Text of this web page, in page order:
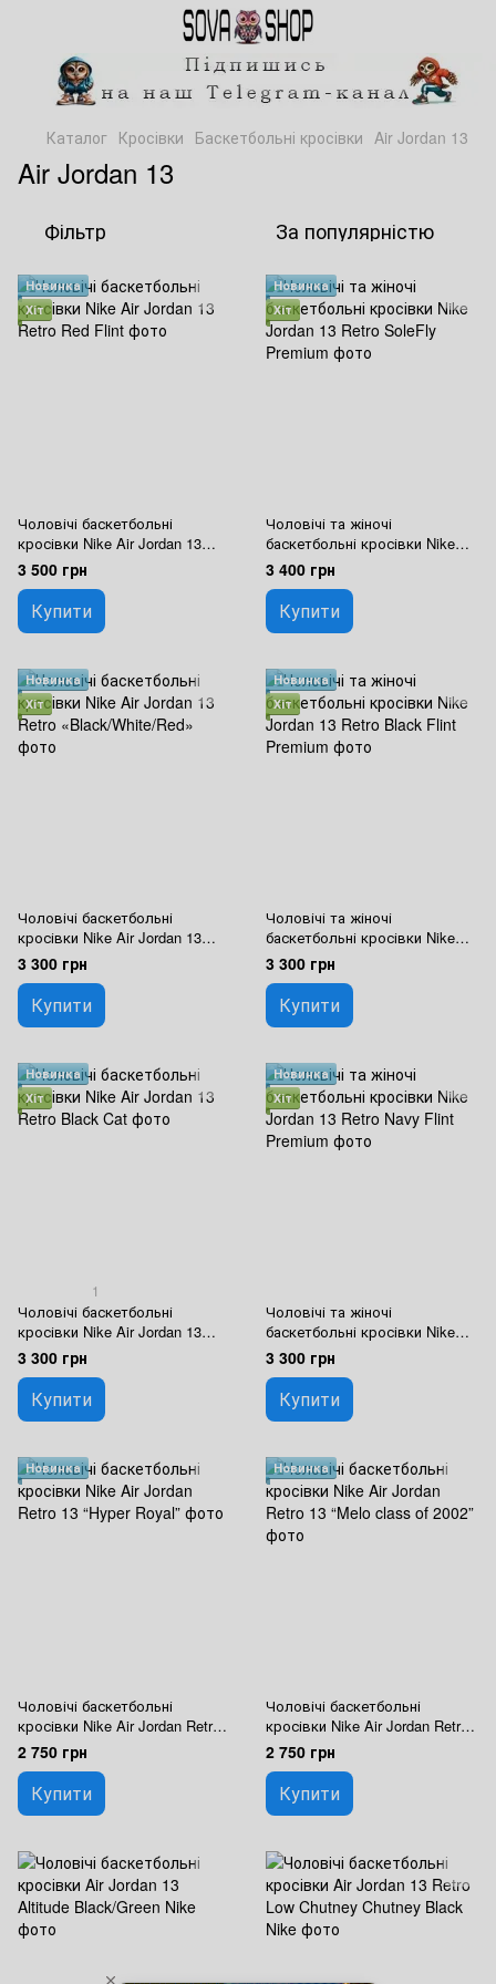
Каталог Кросівки Баскетбольні кросівки Air Jordan 13
Air Jordan 13
Фільтр За популярністю
Новинка
Хіт
Чоловічі баскетбольні
кросівки Nike Air Jordan 13
Retro Red Flint
3 500 грн
Купити
Новинка
Хіт
Чоловічі та жіночі
баскетбольні кросівки Nike
Jordan 13 Retro SoleFly
Premium
3 400 грн
Купити
Новинка
Хіт
Чоловічі баскетбольні
кросівки Nike Air Jordan 13
Retro «Black/White/Red»
3 300 грн
Купити
Новинка
Хіт
Чоловічі та жіночі
баскетбольні кросівки Nike
Jordan 13 Retro Black Flint
Premium
3 300 грн
Купити
Новинка
Хіт
1
Чоловічі баскетбольні
кросівки Nike Air Jordan 13
Retro Black Cat
3 300 грн
Купити
Новинка
Хіт
Чоловічі та жіночі
баскетбольні кросівки Nike
Jordan 13 Retro Navy Flint
Premium
3 300 грн
Купити
Новинка
Чоловічі баскетбольні
кросівки Nike Air Jordan Retro
13 “Hyper Royal”
2 750 грн
Купити
Новинка
Чоловічі баскетбольні
кросівки Nike Air Jordan Retro
13 “Melo class of 2002”
2 750 грн
Купити